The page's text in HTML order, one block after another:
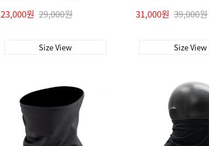
23,000원 29,000원
Size View
31,000원 39,000원
Size View